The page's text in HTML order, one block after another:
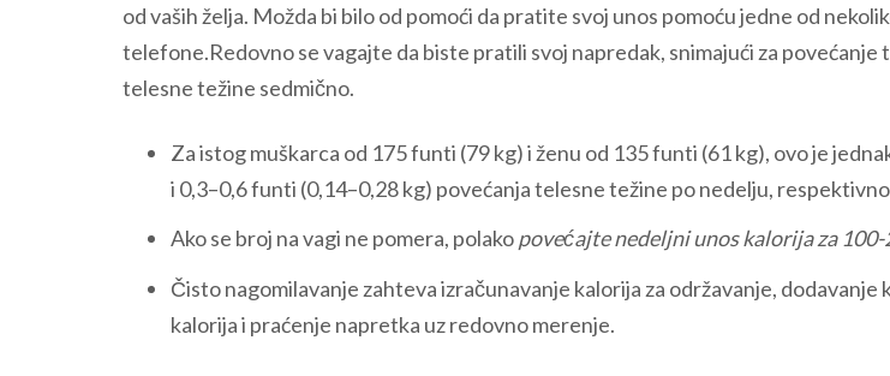
od vaših želja. Možda bi bilo od pomoći da pratite svoj unos pomoću jedne od
telefone.Redovno se vagajte da biste pratili svoj napredak, snimajući za povećanje
telesne težine sedmično.
Za istog muškarca od 175 funti (79 kg) i ženu od 135 funti (61 kg), ovo je
i 0,3–0,6 funti (0,14–0,28 kg) povećanja telesne težine po nedelju,
Ako se broj na vagi ne pomera, polakopovećajte nedeljni unos kalorija za
Čisto nagomilavanje zahteva izračunavanje kalorija za održavanje, dodavanje
kalorija i praćenje napretka uz redovno merenje.